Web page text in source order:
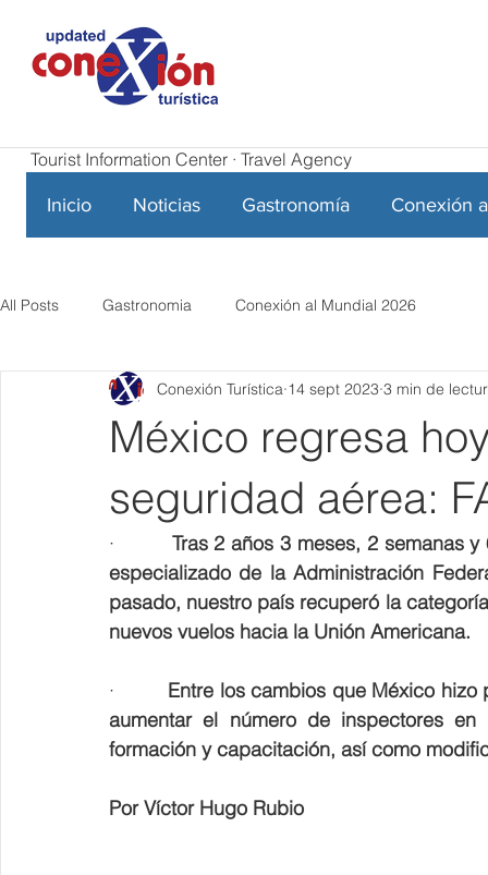
Tourist Information Center · Travel Agency
Inicio Noticias Gastronomía Conexión
All Posts Gastronomia Conexión al Mundial 2026
México regresa
seguridad aérea:
Conexión Turística 14 sept 2023 3 min de
· Tras 2 años 3 meses, 2 semanas
especializado de la Administración
pasado, nuestro país recuperó la
nuevos vuelos hacia la Unión Americana.
· Entre los cambios que México
aumentar el número de inspectores
formación y capacitación, así como
Por Víctor Hugo Rubio